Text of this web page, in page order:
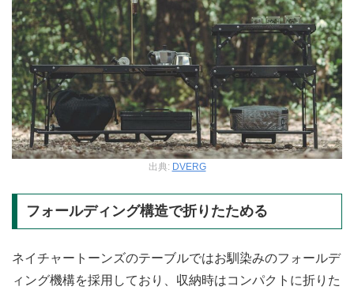
出典: DVERG
フォールディング構造で折りたためる
ネイチャートーンズのテーブルではお馴染みのフォールデ
ィング機構を採用しており、収納時はコンパクトに折りた